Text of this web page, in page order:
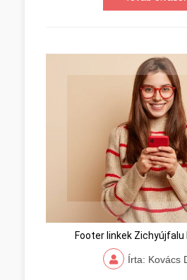
Footer linkek Zichyújfalu
Írta: Kovács